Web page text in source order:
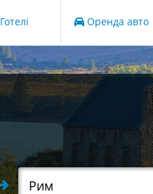
Готелі Оренда авто